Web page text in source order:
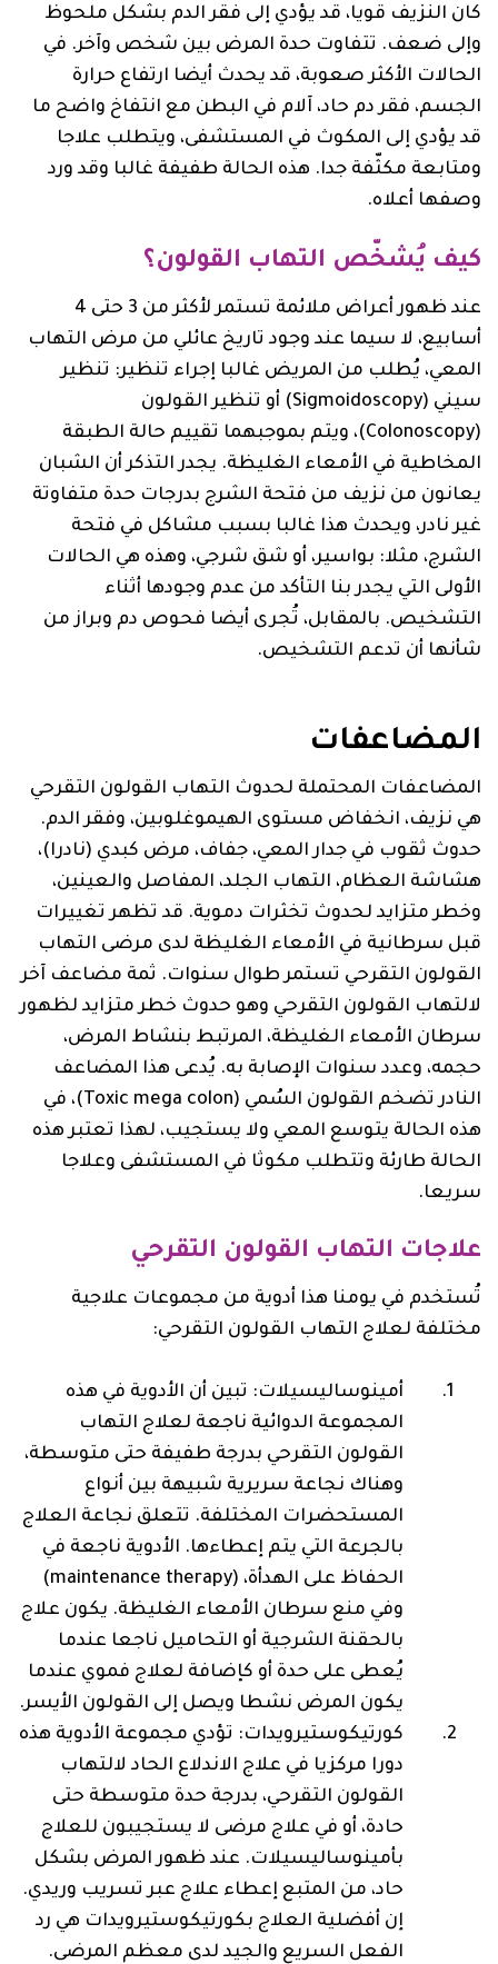
كان النزيف قويا، قد يؤدي إلى فقر الدم بشكل ملحوظ
وإلى ضعف. تتفاوت حدة المرض بين شخص وآخر. في
الحالات الأكثر صعوبة، قد يحدث أيضا ارتفاع حرارة
الجسم، فقر دم حاد، آلام في البطن مع انتفاخ واضح ما
قد يؤدي إلى المكوث في المستشفى، ويتطلب علاجا
ومتابعة مكثّفة جدا. هذه الحالة طفيفة غالبا وقد ورد
وصفها أعلاه.
كيف يُشخّص التهاب القولون؟
عند ظهور أعراض ملائمة تستمر لأكثر من 3 حتى 4
أسابيع، لا سيما عند وجود تاريخ عائلي من مرض التهاب
المعي، يُطلب من المريض غالبا إجراء تنظير: تنظير
سيني (Sigmoidoscopy) أو تنظير القولون
(Colonoscopy)، ويتم بموجبهما تقييم حالة الطبقة
المخاطية في الأمعاء الغليظة. يجدر التذكر أن الشبان
يعانون من نزيف من فتحة الشرج بدرجات حدة متفاوتة
غير نادر، ويحدث هذا غالبا بسبب مشاكل في فتحة
الشرج، مثلا: بواسير، أو شق شرجي، وهذه هي الحالات
الأولى التي يجدر بنا التأكد من عدم وجودها أثناء
التشخيص. بالمقابل، تُجرى أيضا فحوص دم وبراز من
شأنها أن تدعم التشخيص.
المضاعفات
المضاعفات المحتملة لحدوث التهاب القولون التقرحي
هي نزيف، انخفاض مستوى الهيموغلوبين، وفقر الدم.
حدوث ثقوب في جدار المعي، جفاف، مرض كبدي (نادرا)،
هشاشة العظام، التهاب الجلد، المفاصل والعينين،
وخطر متزايد لحدوث تخثرات دموية. قد تظهر تغييرات
قبل سرطانية في الأمعاء الغليظة لدى مرضى التهاب
القولون التقرحي تستمر طوال سنوات. ثمة مضاعف آخر
لالتهاب القولون التقرحي وهو حدوث خطر متزايد لظهور
سرطان الأمعاء الغليظة، المرتبط بنشاط المرض،
حجمه، وعدد سنوات الإصابة به. يُدعى هذا المضاعف
النادر تضخم القولون السُمي (mega colon‏ Toxic)، في
هذه الحالة يتوسع المعي ولا يستجيب، لهذا تعتبر هذه
الحالة طارئة وتتطلب مكوثا في المستشفى وعلاجا
سريعا.
علاجات التهاب القولون التقرحي
تُستخدم في يومنا هذا أدوية من مجموعات علاجية
مختلفة لعلاج التهاب القولون التقرحي:
أمينوساليسيلات‎: تبين أن الأدوية في هذه
المجموعة الدوائية ناجعة لعلاج التهاب
القولون التقرحي بدرجة طفيفة حتى متوسطة،
وهناك نجاعة سريرية شبيهة بين أنواع
المستحضرات المختلفة. تتعلق نجاعة العلاج
بالجرعة التي يتم إعطاءها. الأدوية ناجعة في
الحفاظ على الهدأة‎ (maintenance therapy) ،
‎وفي منع سرطان الأمعاء الغليظة. يكون علاج
بالحقنة الشرجية أو التحاميل ناجعا عندما
يُعطى على حدة أو كإضافة لعلاج فموي عندما
يكون المرض نشطا ويصل إلى القولون الأيسر.
كورتيكوستيرويدات: تؤدي مجموعة الأدوية هذه
دورا مركزيا في علاج الاندلاع الحاد لالتهاب
القولون التقرحي، بدرجة حدة متوسطة حتى
حادة، أو في علاج مرضى لا يستجيبون للعلاج
بأمينوساليسيلات. عند ظهور المرض بشكل
حاد، من المتبع إعطاء علاج عبر تسريب وريدي.
إن أفضلية العلاج بكورتيكوستيرويدات هي رد
الفعل السريع والجيد لدى معظم المرضى.